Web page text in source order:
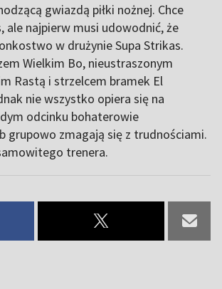
gwiazdą piłki nożnej. Chce
ale najpierw musi udowodnić, że
w drużynie Supa Strikas.
Wielkim Bo, nieustraszonym
Rastą i strzelcem bramek El
nie wszystko opiera się na
odcinku bohaterowie
grupowo zmagają się z trudnościami.
trenera.